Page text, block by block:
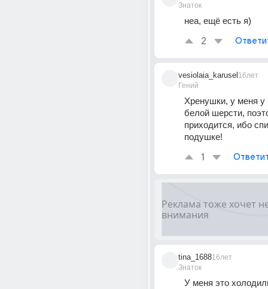
Знаток
неа, ещё есть я)
2
vesiolaia_karusel
Гений
16лет
Хренушки, у меня у
белой шерсти,
приходится, ибо
подушке!
1
tina_1688
Знаток
16лет
У меня это